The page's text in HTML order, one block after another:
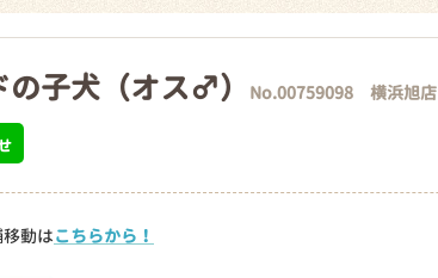
子犬（オス♂） No.00759098 横浜旭店
動はこちらから！